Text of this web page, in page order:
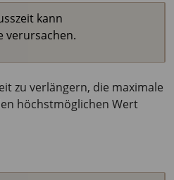
kann
verursachen.
zu verlängern, die maximale
höchstmöglichen Wert